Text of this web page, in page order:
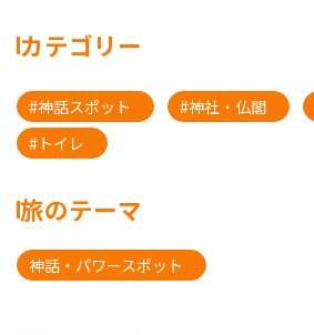
カテゴリー
#神話スポット #神社・仏閣
#トイレ
旅のテーマ
神話・パワースポット